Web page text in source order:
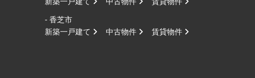
- 香芝市
新築一戸建て
中古物件 賃貸物件